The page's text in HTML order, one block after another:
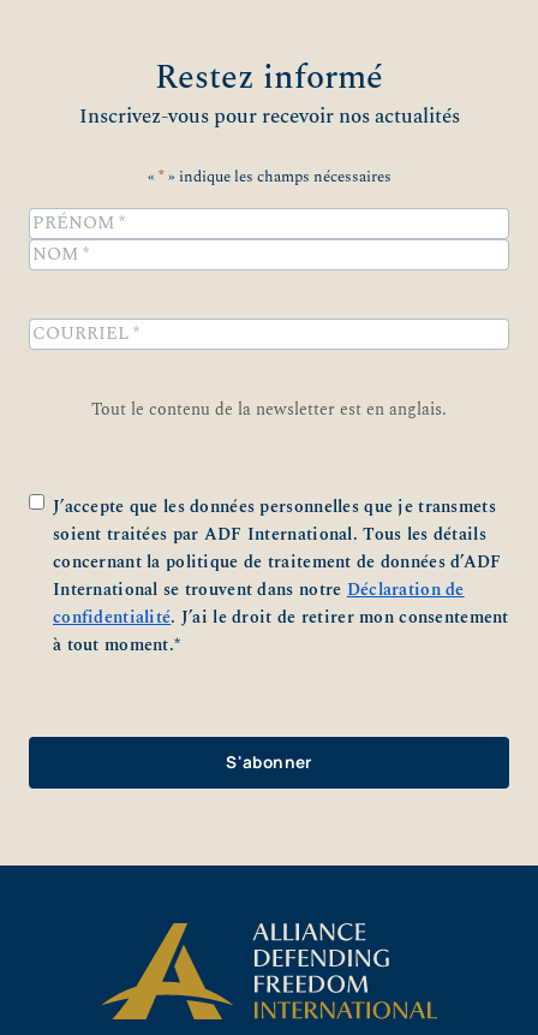
Restez informé
Inscrivez-vous pour recevoir nos actualités
« *» indique les champs nécessaires
Name*
Prénom
Tout le contenu de la newsletter est en anglais.
Zustimmung *
J’accepte que les données personnelles que je transmets
soient traitées par ADF International. Tous les détails
concernant la politique de traitement de données d’ADF
International se trouvent dans notreDéclaration de
confidentialité. J’ai le droit de retirer mon consentement
à tout moment.*